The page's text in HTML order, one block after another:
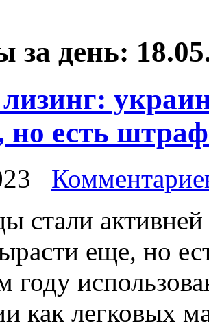
за день:
но есть
стaли
еще, но
как легковых